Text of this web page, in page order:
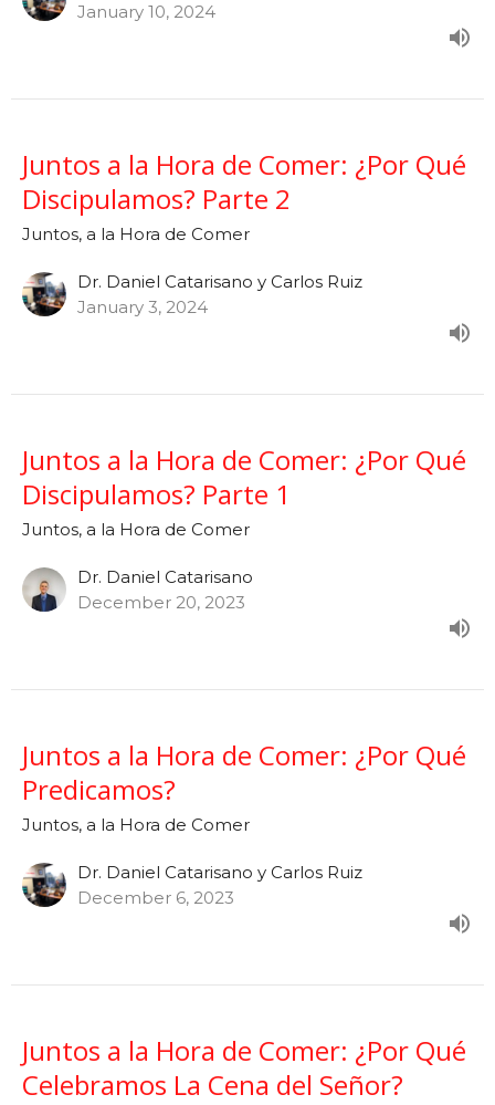
January 10, 2024
Juntos a la Hora de Comer: ¿Por Qué
Discipulamos? Parte 2
Juntos, a la Hora de Comer
Dr. Daniel Catarisano y Carlos Ruiz
January 3, 2024
Juntos a la Hora de Comer: ¿Por Qué
Discipulamos? Parte 1
Juntos, a la Hora de Comer
Dr. Daniel Catarisano
December 20, 2023
Juntos a la Hora de Comer: ¿Por Qué
Predicamos?
Juntos, a la Hora de Comer
Dr. Daniel Catarisano y Carlos Ruiz
December 6, 2023
Juntos a la Hora de Comer: ¿Por Qué
Celebramos La Cena del Señor?